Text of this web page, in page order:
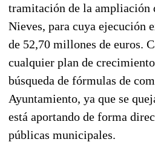
tramitación de la ampliación
Nieves, para cuya ejecución
de 52,70 millones de euros.
cualquier plan de
búsqueda de fórmulas de
Ayuntamiento, ya que se
está aportando de forma
públicas municipales.